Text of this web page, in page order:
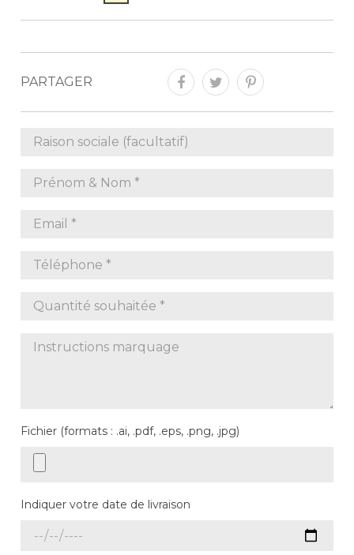
PARTAGER
Fichier (formats : .ai, .pdf, .eps, .png, .jpg)
Indiquer votre date de livraison